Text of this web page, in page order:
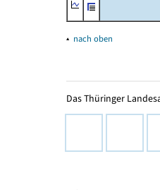
▴ nach oben
Das Thüringer